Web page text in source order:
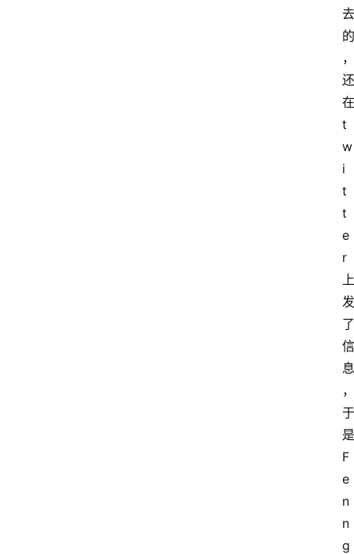
去
的
，
还
在
t
w
i
t
t
e
r
上
发
了
信
息
，
于
是
F
e
n
n
g